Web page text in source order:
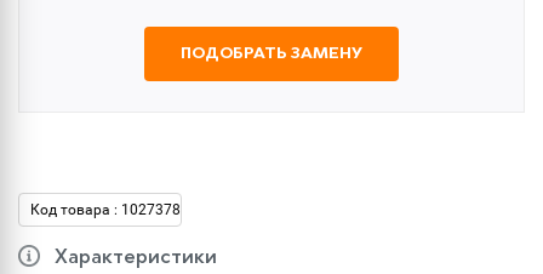
ПОДОБРАТЬ ЗАМЕНУ
Код товара : 1027378
Характеристики